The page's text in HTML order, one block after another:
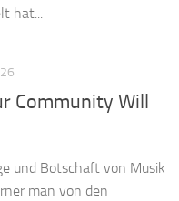
hat...
Community Will
und Botschaft von Musik
man von den